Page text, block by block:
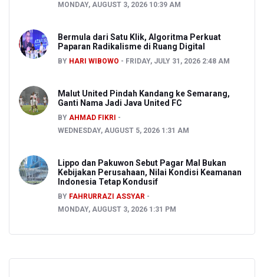
MONDAY, AUGUST 3, 2026 10:39 AM
Bermula dari Satu Klik, Algoritma Perkuat
Paparan Radikalisme di Ruang Digital
BY HARI WIBOWO FRIDAY, JULY 31, 2026 2:48 AM
Malut United Pindah Kandang ke Semarang,
Ganti Nama Jadi Java United FC
BY AHMAD FIKRI
WEDNESDAY, AUGUST 5, 2026 1:31 AM
Lippo dan Pakuwon Sebut Pagar Mal Bukan
Kebijakan Perusahaan, Nilai Kondisi Keamanan
Indonesia Tetap Kondusif
BY FAHRURRAZI ASSYAR
MONDAY, AUGUST 3, 2026 1:31 PM